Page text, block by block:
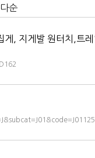
순
게, 지게발 원터치,트